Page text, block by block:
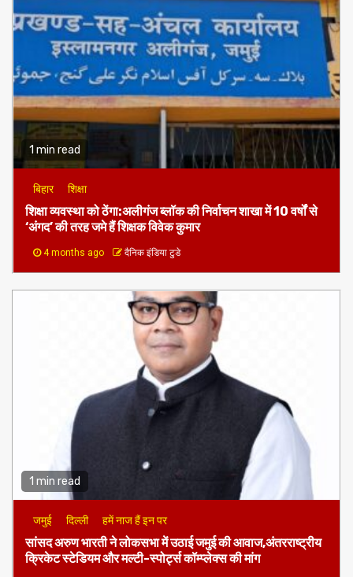
1 min read
बिहार शिक्षा
शिक्षा व्यवस्था को ठेंगा:अलीगंज ब्लॉक की निर्वाचन शाखा में 10 वर्षों से
‘अंगद’ की तरह जमे हैं शिक्षक विवेक कुमार
4 months ago दैनिक इंडिया टुडे
1 min read
जमुई दिल्ली हमें नाज हैं इन पर
​सांसद अरुण भारती ने लोकसभा में उठाई जमुई की आवाज,अंतरराष्ट्रीय
क्रिकेट स्टेडियम और मल्टी-स्पोर्ट्स कॉम्प्लेक्स की मांग